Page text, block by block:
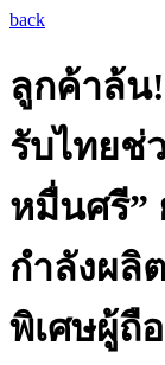
back
ลูกค้าล้น
รับไทยช่
หมื่นศรี”
กำลังผลิ
พิเศษผู้ถื